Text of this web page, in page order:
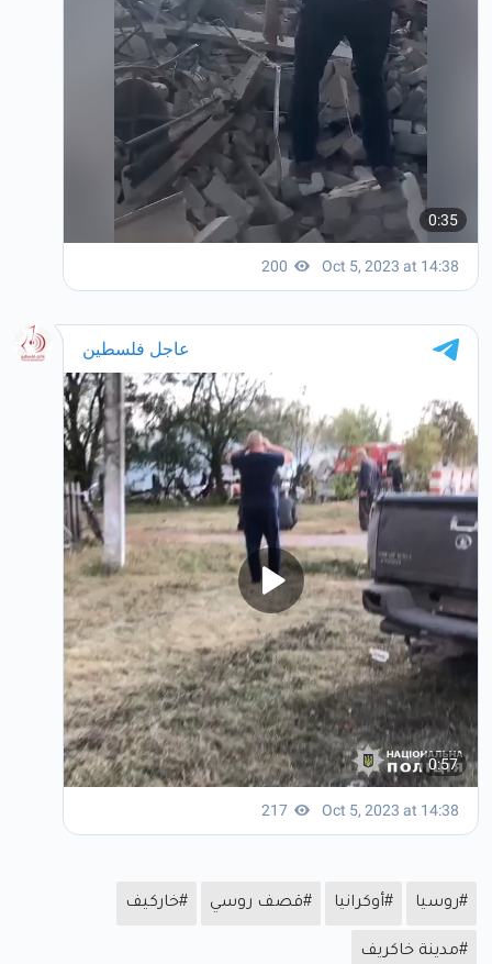
#روسيا #أوكرانيا #قصف روسي #خاركيف
#مدينة خاكريف